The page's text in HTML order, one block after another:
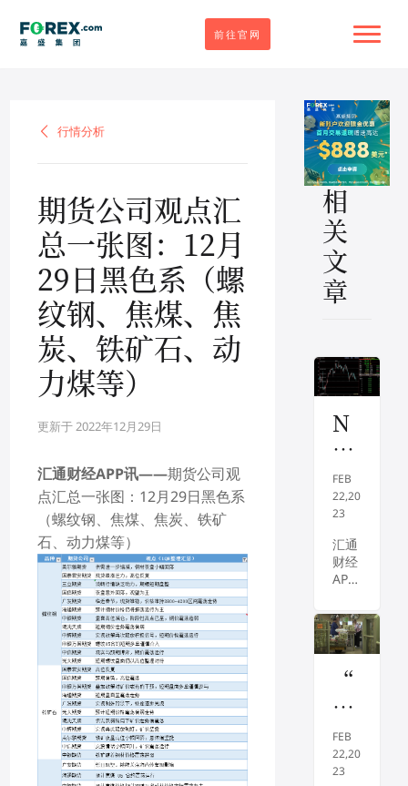
前往官网
行情分析
行情分析
期货公司观点汇
总一张图：12月
29日黑色系（螺
纹钢、焦煤、焦
炭、铁矿石、动
力煤等）
更新于 2022年12月29日
汇通财经APP讯——期货公司观
点汇总一张图：12月29日黑色系
（螺纹钢、焦煤、焦炭、铁矿
石、动力煤等）
相
关
文
章
N
Y
M
E
X
原
油
下
探
75
美
元
关
口
FEB
22,20
23
汇通
财经
APP
——
周三
(2月
日)，
续走
低，
因美
“
金
发
姑
FEB
22,20
23